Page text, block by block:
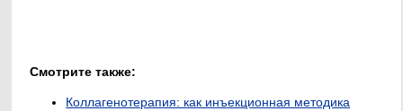
Смотрите также:
Коллагенотерапия: как инъекционная методика